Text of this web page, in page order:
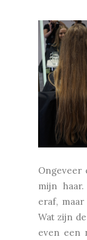
Ongeveer
mijn
eraf,
Wat zijn
even een